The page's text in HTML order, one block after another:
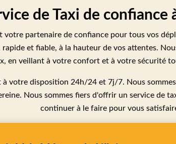
de Taxi de confiance
votre partenaire de confiance pour tous vos
et fiable, à la hauteur de vos attentes.
en veillant à votre confort et à votre sécurité
votre disposition 24h/24 et 7j/7. Nous
Nous sommes fiers d'offrir un service de
continuer à le faire pour vous